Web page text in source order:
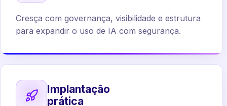
Cresça com governança, visibilidade e estrutura
para expandir o uso de IA com segurança.
Implantação
prática